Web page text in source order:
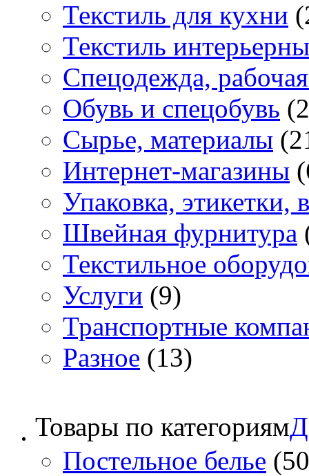
Текстиль для кухни
Текстиль
Спецодежда,
Обувь и спецобувь
Сырье, материалы
Интернет-магазины
Упаковка, этикетки,
Швейная фурнитура
Текстильное
Услуги (9)
Транспортные
Разное (13)
Товары по категориям
Постельное белье